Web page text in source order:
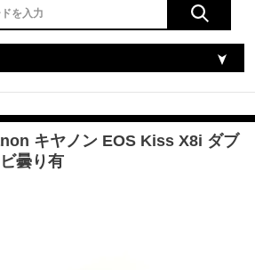
キヤノン EOS Kiss X8i ダブ
曇り有